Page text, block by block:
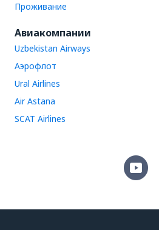
Проживание
Авиакомпании
Uzbekistan Airways
Аэрофлот
Ural Airlines
Air Astana
SCAT Airlines